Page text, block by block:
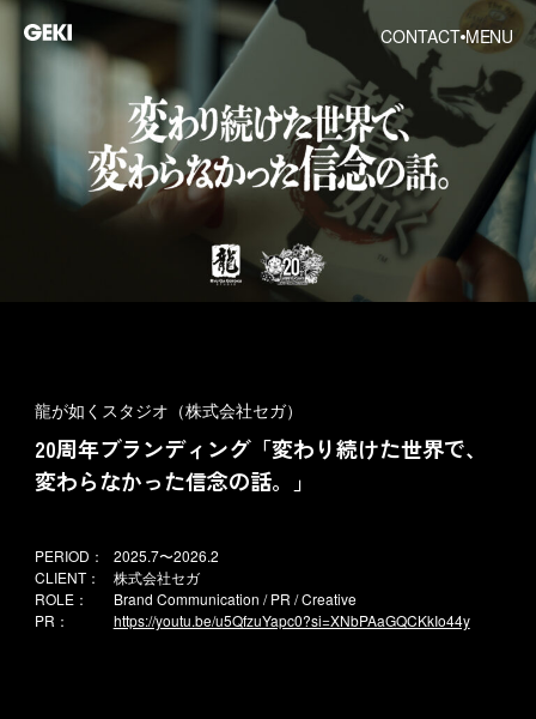
CONTACT MENU
龍が如くスタジオ（株式会社セガ）
20周年ブランディング「変わり続けた世界で、
変わらなかった信念の話。」
PERIOD：
2025.7〜2026.2
CLIENT：
株式会社セガ
ROLE：
Brand Communication / PR / Creative
PR：
https://youtu.be/u5QfzuYapc0?si=XNbPAaGQCKkIo44y